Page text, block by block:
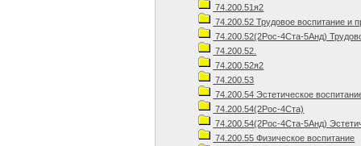
74.200.51я2
74.200.52 Трудовое воспитание и
74.200.52(2Рос-4Ста-5Анд)
74.200.52.
74.200.52я2
74.200.53
74.200.54 Эстетическое
74.200.54(2Рос-4Ста)
74.200.54(2Рос-4Ста-5Анд)
74.200.55 Физическое воспитание